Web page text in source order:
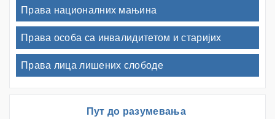
Права националних мањина
Права особа са инвалидитетом и старијих
Права лица лишених слободе
Пут до разумевања